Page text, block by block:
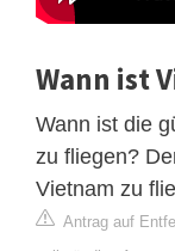
Wann ist
Wann ist die
zu fliegen?
Vietnam zu
Antrag auf